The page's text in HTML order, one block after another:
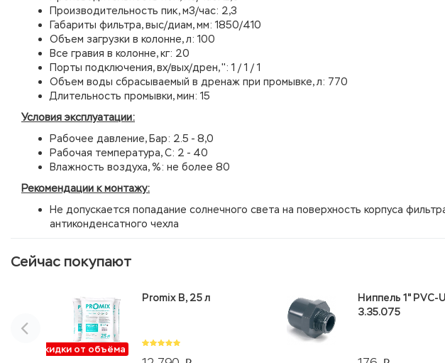
Производительность пик, м3/час: 2,3
Габариты фильтра, выс/диам, мм: 1850/410
Объем загрузки в колонне, л: 100
Все гравия в колонне, кг: 20
Порты подключения, вх/вых/дрен, '': 1 / 1 / 1
Объем воды сбрасываемый в дренаж при промывке, л: 770
Длительность промывки, мин: 15
Условия эксплуатации:
Рабочее давление, Бар: 2.5 - 8,0
Рабочая температура, С: 2 - 40
Влажность воздуха, %: не более 80
Рекомендации к монтажу:
Не допускается попадание солнечного света на поверхность корпуса
антиконденсатного чехла
Сейчас покупают
Скидки от объёма
Promix B, 25 л
Ниппель 1" PVC-U
3.35.075